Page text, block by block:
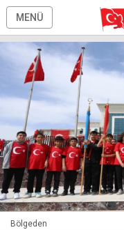
MENÜ
Bölgeden